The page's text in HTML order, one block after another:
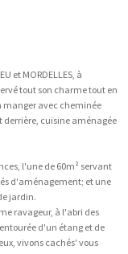
et MORDELLES, à
tout son charme tout en
manger avec cheminée
cuisine aménagée
l'une de 60m² servant
d'aménagement; et une
jardin.
ravageur, à l'abri des
d'un étang et de
vivons cachés' vous